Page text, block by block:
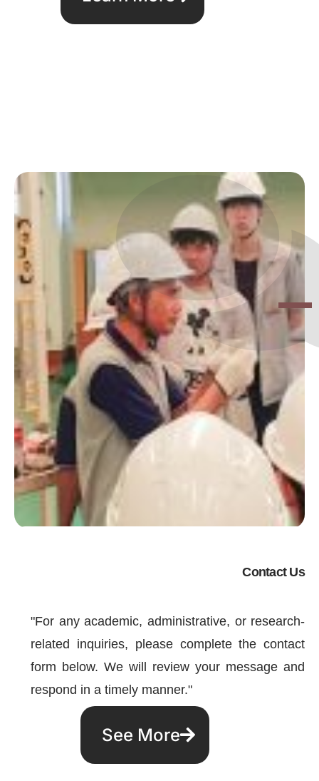
Contact Us
"For any academic, administrative, or research-
related inquiries, please complete the contact
form below. We will review your message and
respond in a timely manner."
See More